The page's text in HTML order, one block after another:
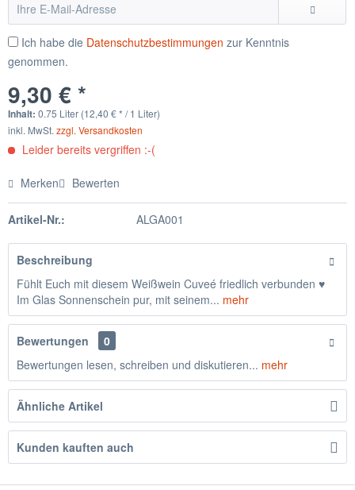
Ich habe die Datenschutzbestimmungen zur Kenntnis
genommen.
9,30 € *
Inhalt: 0.75 Liter (12,40 € * / 1 Liter)
inkl. MwSt. zzgl. Versandkosten
Leider bereits vergriffen :-(
Merken Bewerten
Artikel-Nr.: ALGA001
Beschreibung
Fühlt Euch mit diesem Weißwein Cuveé friedlich verbunden ♥
Im Glas Sonnenschein pur, mit seinem... mehr
Bewertungen
0
Bewertungen lesen, schreiben und diskutieren... mehr
Ähnliche Artikel
Kunden kauften auch